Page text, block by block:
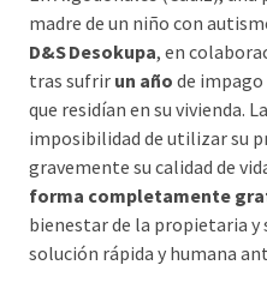
madre de un niño con
D&S Desokupa, en
tras sufrir un año de
que residían en su vivienda.
imposibilidad de utilizar su
gravemente su calidad de
forma completamente
bienestar de la propietaria y
solución rápida y humana